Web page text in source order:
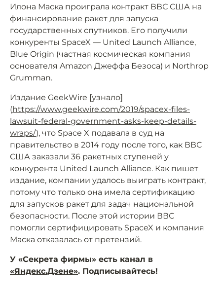
Илона Маска проиграла контракт ВВС США на
финансирование ракет для запуска
государственных спутников. Его получили
конкуренты SpaceX — United Launch Alliance,
Blue Origin (частная космическая компания
основателя Amazon Джеффа Безоса) и Northrop
Grumman.
Издание GeekWire [узнало]
(https://www.geekwire.com/2019/spacex-files-
lawsuit-federal-government-asks-keep-details-
wraps/), что Space X подавала в суд на
правительство в 2014 году после того, как ВВС
США заказали 36 ракетных ступеней у
конкурента United Launch Alliance. Как пишет
издание, компании удалось выиграть контракт,
потому что только она имела сертификацию
для запусков ракет для задач национальной
безопасности. После этой истории ВВС
помогли сертифицировать SpaceX и компания
Маска отказалась от претензий.
У «Секрета фирмы» есть канал в
«Яндекс.Дзене». Подписывайтесь!